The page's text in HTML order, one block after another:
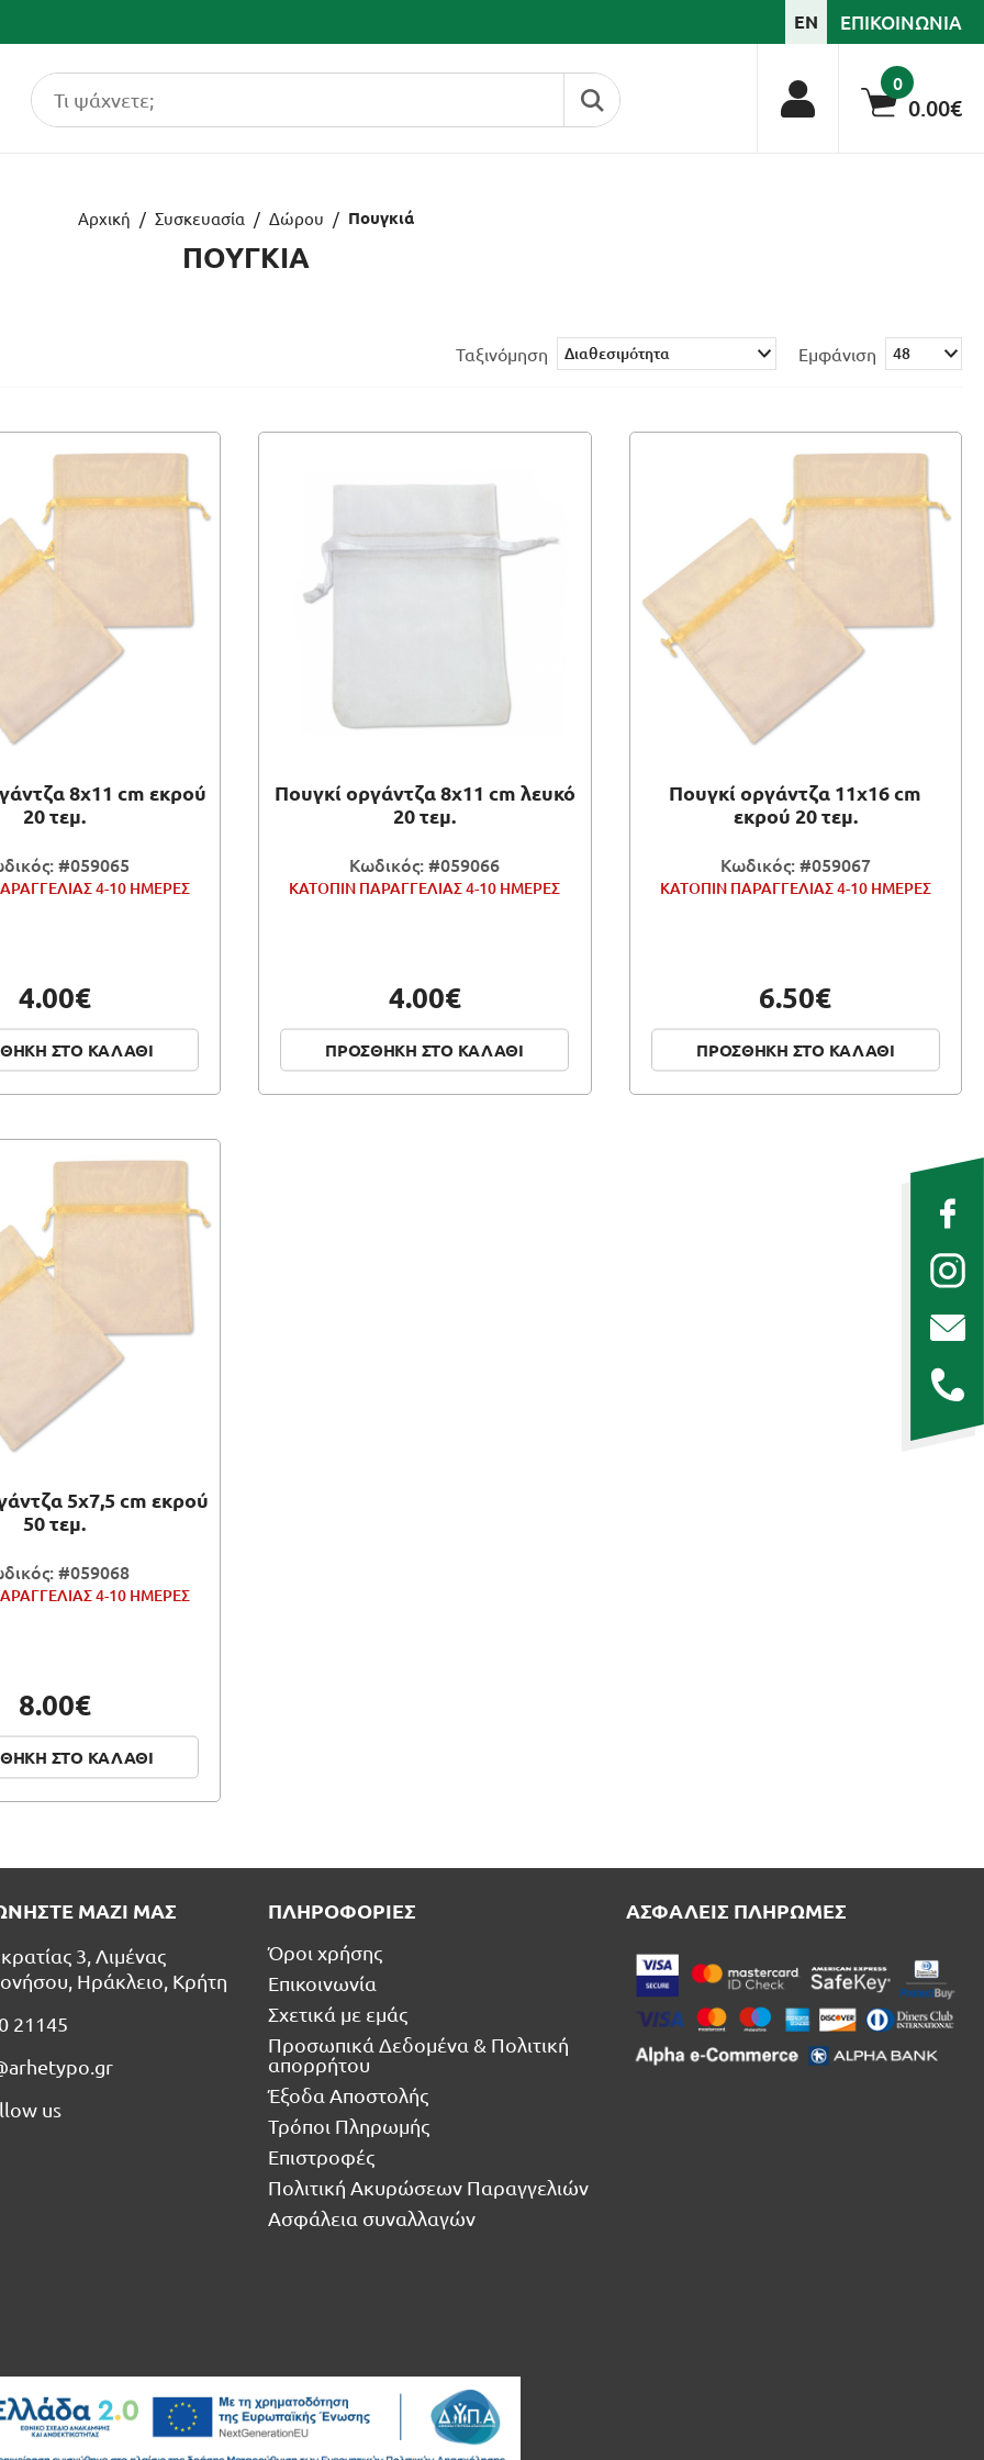
EN ΕΠΙΚΟΙΝΩΝΙΑ
0
0.00€
Αρχική / Συσκευασία / Δώρου / Πουγκιά
ΠΟΥΓΚΙΑ
Ταξινόμηση Εμφάνιση
8x11 cm εκρού
20 τεμ.
#059065
4-10 ΗΜΕΡΕΣ
4.00€
ΣΤΟ ΚΑΛΑΘΙ
Πουγκί οργάντζα 8x11 cm λευκό
20 τεμ.
Κωδικός: #059066
ΚΑΤΟΠΙΝ ΠΑΡΑΓΓΕΛΙΑΣ 4-10 ΗΜΕΡΕΣ
4.00€
ΠΡΟΣΘΗΚΗ ΣΤΟ ΚΑΛΑΘΙ
Πουγκί οργάντζα 11x16 cm
εκρού 20 τεμ.
Κωδικός: #059067
ΚΑΤΟΠΙΝ ΠΑΡΑΓΓΕΛΙΑΣ 4-10 ΗΜΕΡΕΣ
6.50€
ΠΡΟΣΘΗΚΗ ΣΤΟ ΚΑΛΑΘΙ
5x7,5 cm εκρού
50 τεμ.
#059068
4-10 ΗΜΕΡΕΣ
8.00€
ΣΤΟ ΚΑΛΑΘΙ
ΜΑΖΙ ΜΑΣ
3, Λιμένας
Ηράκλειο, Κρήτη
21145
us
ΠΛΗΡΟΦΟΡΙΕΣ
Όροι χρήσης
Επικοινωνία
Σχετικά με εμάς
Προσωπικά Δεδομένα & Πολιτική
απορρήτου
Έξοδα Αποστολής
Τρόποι Πληρωμής
Επιστροφές
Πολιτική Ακυρώσεων Παραγγελιών
Ασφάλεια συναλλαγών
ΑΣΦΑΛΕΙΣ ΠΛΗΡΩΜΕΣ